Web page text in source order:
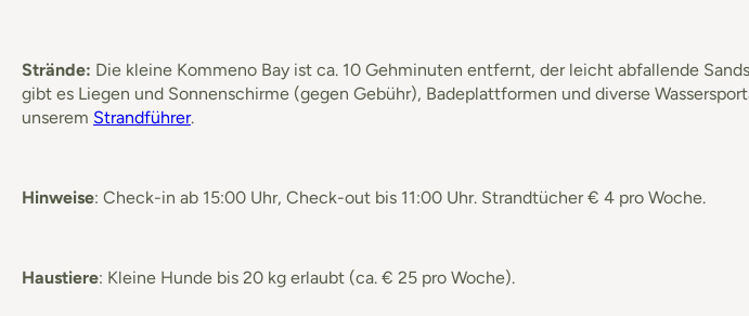
Strände: Die kleine Kommeno Bay ist ca. 10 Gehminuten entfernt, der leicht abfallende
gibt es Liegen und Sonnenschirme (gegen Gebühr), Badeplattformen und diverse
unserem Strandführer.
Hinweise: Check-in ab 15:00 Uhr, Check-out bis 11:00 Uhr. Strandtücher € 4 pro Woche.
Haustiere: Kleine Hunde bis 20 kg erlaubt (ca. € 25 pro Woche).